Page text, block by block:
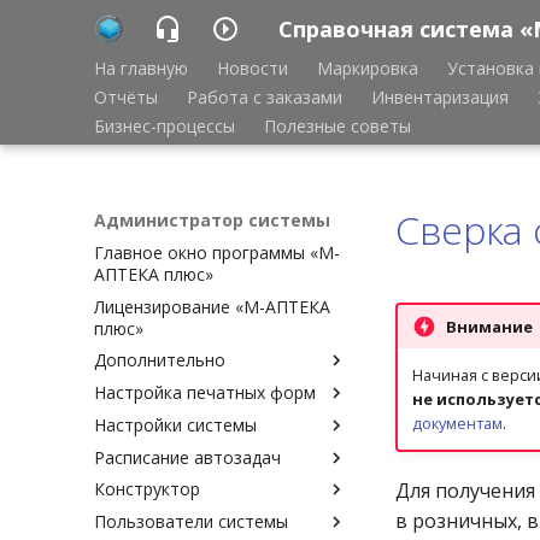
Справочная система
На главную Новости Маркировка Установка
Отчёты
Работа с заказами Инвентаризация
Бизнес-процессы
Полезные советы
Администратор системы
Главное окно программы «М-
АПТЕКА плюс»
Лицензирование «М-АПТЕКА
плюс»
Дополнительно
Аварийное восстановление
базы данных Cache
базы данных
Удаление старых данных
Экспорт, импорт
Настройка печатных форм
Настройка печатных форм
Шаблоны печатных форм
(привязка)
Настройки системы
Доверительный вход в
Расписание автозадач
Расписание автозадач
Периодичность запуска
Конструктор
Доступные задачи
Пользователи системы
Сверка
Внимание
Начиная с
не
документам.
Для
в розничных,